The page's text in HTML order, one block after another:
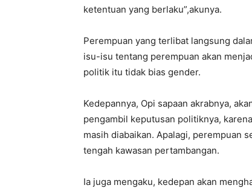
ketentuan yang berlaku”,akunya.
Perempuan yang terlibat langsung
isu-isu tentang perempuan akan
politik itu tidak bias gender.
Kedepannya, Opi sapaan akrabnya,
pengambil keputusan politiknya,
masih diabaikan. Apalagi, perempuan
tengah kawasan pertambangan.
Ia juga mengaku, kedepan akan